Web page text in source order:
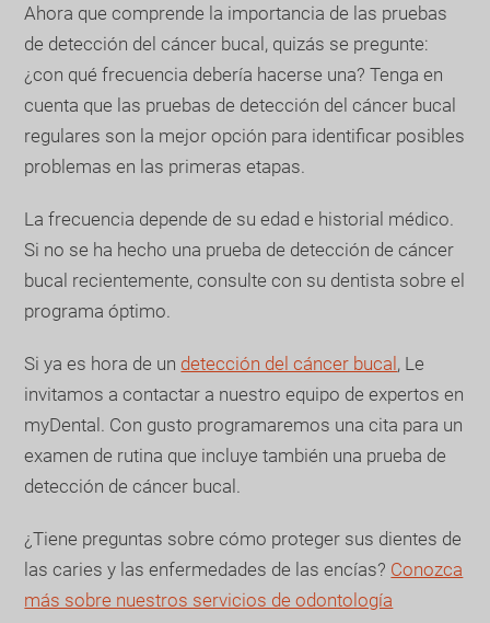
Ahora que comprende la importancia de las pruebas
de detección del cáncer bucal, quizás se pregunte:
¿con qué frecuencia debería hacerse una? Tenga en
cuenta que las pruebas de detección del cáncer bucal
regulares son la mejor opción para identificar posibles
problemas en las primeras etapas.
La frecuencia depende de su edad e historial médico.
Si no se ha hecho una prueba de detección de cáncer
bucal recientemente, consulte con su dentista sobre el
programa óptimo.
Si ya es hora de un detección del cáncer bucal, Le
invitamos a contactar a nuestro equipo de expertos en
myDental. Con gusto programaremos una cita para un
examen de rutina que incluye también una prueba de
detección de cáncer bucal.
¿Tiene preguntas sobre cómo proteger sus dientes de
las caries y las enfermedades de las encías? Conozca
más sobre nuestros servicios de odontología